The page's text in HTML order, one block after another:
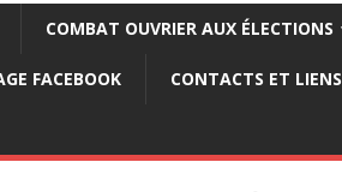
COMBAT OUVRIER AUX ÉLECTIONS
FACEBOOK CONTACTS ET LIENS